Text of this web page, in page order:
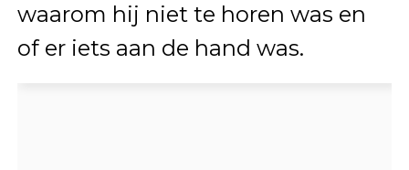
waarom hij niet te horen was en
of er iets aan de hand was.